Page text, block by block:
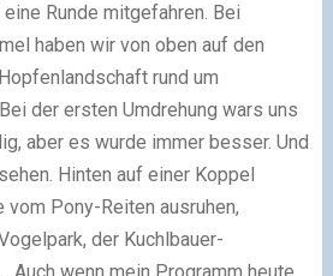
Runde mitgefahren. Bei
haben wir von oben auf den
rund um
der ersten Umdrehung wars uns
aber es wurde immer besser. Und
Hinten auf einer Koppel
Pony-Reiten ausruhen,
der Kuchlbauer-